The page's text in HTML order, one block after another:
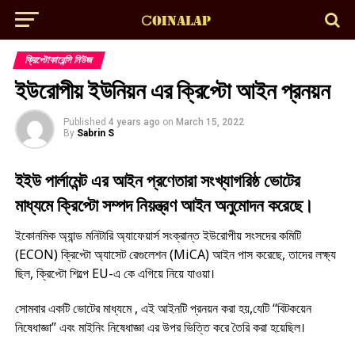
ক্রিপ্টোকারেন্সি নিউজ
ইউরোপীয় ইউনিয়ন এর ক্রিপ্টো আইন প্রনয়ন
Published 4 years ago on March 15, 2022
By Sabrin S
ইইউ পার্লামেন্ট এর আইন প্রণেতারা সংখ্যাগরিষ্ঠ ভোটের
মাধ্যমে ক্রিপ্টো সম্পদ নিয়ন্ত্রণ আইন অনুমোদন করেছে।
ইকোনমিক অ্যান্ড মনিটারি অ্যাফেয়ার্স সংক্রান্ত ইউরোপীয় সংসদের কমিটি
(ECON) ক্রিপ্টো অ্যাসেট রেগুলেশন (MiCA) আইন পাস করেছে, তাদের লক্ষ্য
ছিল, ক্রিপ্টো শিল্পে EU-এ কে এগিয়ে নিয়ে যাওয়া।
সোমবার একটি ভোটের মাধ্যমে , এই আইনটি প্রনয়ন করা হয়,যেটি “বিটকয়েন
নিষেধাজ্ঞা” এবং মাইনিং নিষেধাজ্ঞা এর উপর ভিত্তি করে তৈরি করা হয়েছিল।